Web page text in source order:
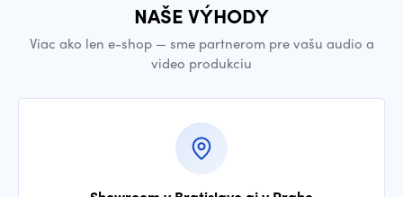
NAŠE VÝHODY
Viac ako len e-shop — sme partnerom pre vašu audio a
video produkciu